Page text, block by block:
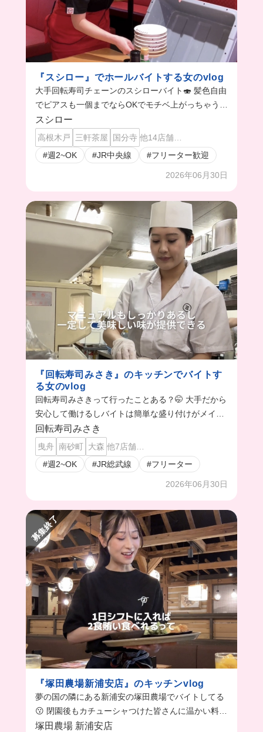
『スシロー』でホールバイトする女のvlog
大手回転寿司チェーンのスシローバイト🍣 髪色自由
でピアスも一個までならOKでモチベ上がっちゃう🥺
💖お仕事終わりのお寿司は幸せすぎる🥲❤️‍🔥
スシロー
高根木戸 三軒茶屋 国分寺 他14店舗…
#週2~OK
#JR中央線 #フリーター歓迎
2026年06月30日
『回転寿司みさき』のキッチンでバイトす
る女のvlog
回転寿司みさきって行ったことある？🤭 大手だから
安心して働けるしバイトは簡単な盛り付けがメイン
だから初心者でも問題ないよ🙆‍♀️
回転寿司みさき
曳舟 南砂町 大森 他7店舗…
#週2~OK
#JR総武線 #フリーター
2026年06月30日
募集終了
『塚田農場新浦安店』のキッチンvlog
夢の国の隣にある新浦安の塚田農場でバイトしてる
😗 閉園後もカチューシャつけた皆さんに温かい料理
を提供したりみんなで助け合いながら働いてる👏 ち
塚田農場 新浦安店